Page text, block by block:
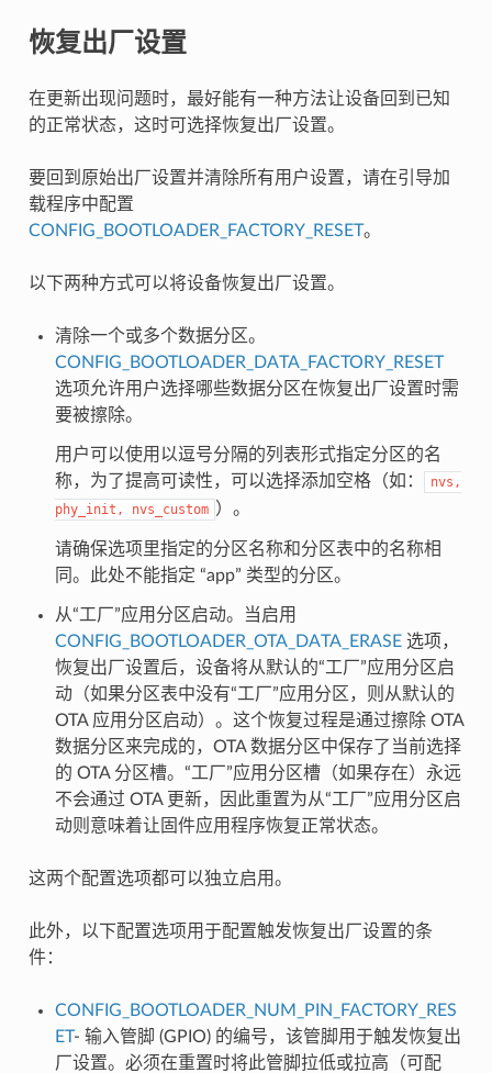
恢复出厂设置
在更新出现问题时，最好能有一种方法让设备回到已知
的正常状态，这时可选择恢复出厂设置。
要回到原始出厂设置并清除所有用户设置，请在引导加
载程序中配置
CONFIG_BOOTLOADER_FACTORY_RESET。
以下两种方式可以将设备恢复出厂设置。
清除一个或多个数据分区。
CONFIG_BOOTLOADER_DATA_FACTORY_RESET
选项允许用户选择哪些数据分区在恢复出厂设置时需
要被擦除。
用户可以使用以逗号分隔的列表形式指定分区的名
称，为了提高可读性，可以选择添加空格（如：
nvs,
phy_init,
nvs_custom ）。
请确保选项里指定的分区名称和分区表中的名称相
同。此处不能指定 “app” 类型的分区。
从“工厂”应用分区启动。当启用
CONFIG_BOOTLOADER_OTA_DATA_ERASE选项，
恢复出厂设置后，设备将从默认的“工厂”应用分区启
动（如果分区表中没有“工厂”应用分区，则从默认的
OTA 应用分区启动）。这个恢复过程是通过擦除 OTA
数据分区来完成的，OTA 数据分区中保存了当前选择
的 OTA 分区槽。“工厂”应用分区槽（如果存在）永远
不会通过 OTA 更新，因此重置为从“工厂”应用分区启
动则意味着让固件应用程序恢复正常状态。
这两个配置选项都可以独立启用。
此外，以下配置选项用于配置触发恢复出厂设置的条
件：
CONFIG_BOOTLOADER_NUM_PIN_FACTORY_RES
ET- 输入管脚 (GPIO) 的编号，该管脚用于触发恢复出
厂设置。必须在重置时将此管脚拉低或拉高（可配